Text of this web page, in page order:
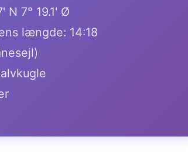
N 7° 19.1' Ø
længde: 14:18